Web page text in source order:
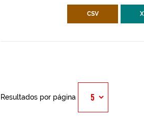
CSV
Resultados por página